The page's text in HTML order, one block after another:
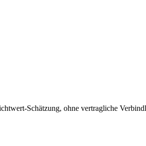
Schätzung, ohne vertragliche